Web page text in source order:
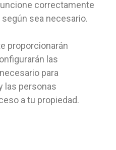
correctamente
sea necesario.
proporcionarán
las
para
las personas
a tu propiedad.